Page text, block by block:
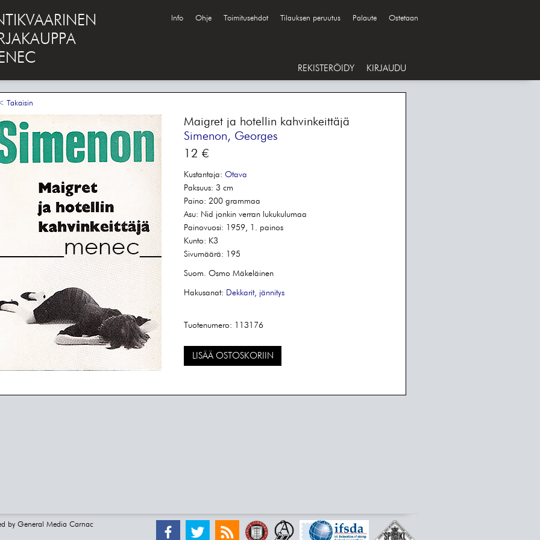
Info Ohje Toimitusehdot Tilauksen peruutus Palaute Ostetaan
REKISTERÖIDY KIRJAUDU
Takaisin
Maigret ja hotellin kahvinkeittäjä
Simenon, Georges
12 €
Kustantaja: Otava
Paksuus: 3 cm
Paino: 200 grammaa
Asu: Nid jonkin verran lukukulumaa
Painovuosi: 1959, 1. painos
Kunto: K3
Sivumäärä: 195
Suom. Osmo Mäkeläinen
Hakusanat: Dekkarit, jännitys
Tuotenumero: 113176
LISÄÄ OSTOSKORIIN
by General Media Carnac